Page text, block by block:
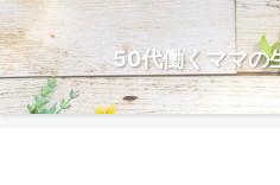
50代働くママの